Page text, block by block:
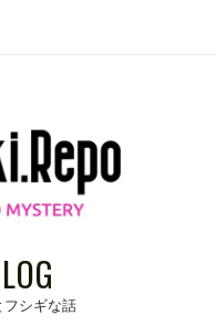
フシギな話